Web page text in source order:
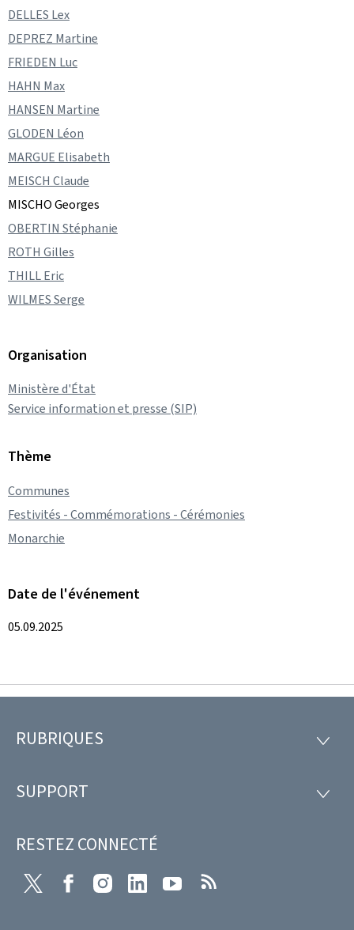
DELLES Lex
DEPREZ Martine
FRIEDEN Luc
HAHN Max
HANSEN Martine
GLODEN Léon
MARGUE Elisabeth
MEISCH Claude
MISCHO Georges
OBERTIN Stéphanie
ROTH Gilles
THILL Eric
WILMES Serge
Organisation
Ministère d'État
Service information et presse (SIP)
Thème
Communes
Festivités - Commémorations - Cérémonies
Monarchie
Date de l'événement
05.09.2025
Pied
page
RUBRIQUES
SUPPORT
RESTEZ CONNECTÉ
Twitter FacebookInstagramLinkedIn Youtube